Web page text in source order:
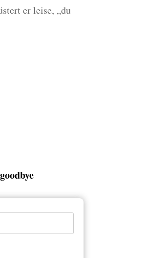
er leise, „du